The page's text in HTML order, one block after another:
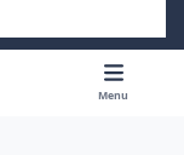
f
Menu